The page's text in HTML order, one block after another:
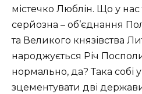
містечко Люблін. Що у нас
серйозна – об’єднання
та Великого князівства
народжується Річ
нормально, да? Така собі
зцементувати дві